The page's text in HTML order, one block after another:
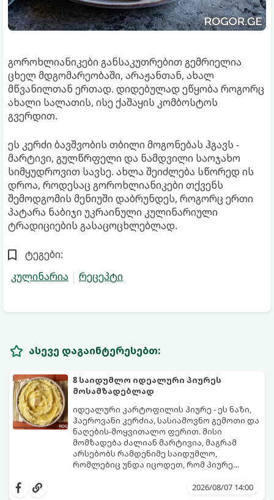
გოროხლიანიკები განსაკუთრებით გემრიელია
ცხელ მდგომარეობაში, არაჟანთან, ახალ
მწვანილთან ერთად. დიდებულად ეწყობა როგორც
ახალი სალათის, ისე ქაშაყის კომბოსტოს
გვერდით.
ეს კერძი ბავშვობის თბილი მოგონებას ჰგავს -
მარტივი, გულწრფელი და ნამდვილი საოჯახო
სიმყუდროვით სავსე. ახლა შეიძლება სწორედ ის
დროა, როდესაც გოროხლიანიკები თქვენს
შემოდგომის მენიუში დაბრუნდეს, როგორც ერთი
პატარა ნაბიჯი უკრაინული კულინარიული
ტრადიციების გასაცოცხლებლად.
ტეგები:
კულინარია
რეცეპტი
ასევე დაგაინტერესებთ:
8 საიდუმლო იდეალური პიურეს
მოსამზადებლად
იდეალური კარტოფილის პიურე - ეს ნაზი,
ჰაეროვანი კერძია, სასიამოვნო გემოთი და
ნაღების-მოყვითალო ფერით. მისი
მომზადება ძალიან მარტივია, მაგრამ
არსებობს რამდენიმე საიდუმლო,
რომლებიც უნდა იცოდეთ, რომ პიურე
2026/08/07 14:00